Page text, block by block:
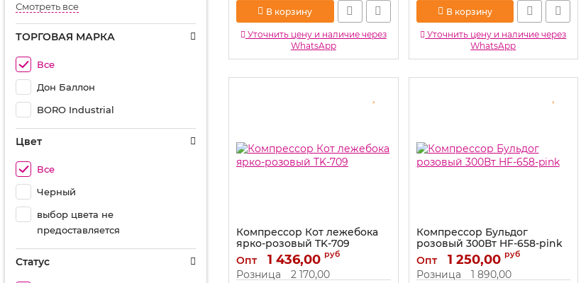
Смотреть все
ТОРГОВАЯ МАРКА
Все
Дон Баллон
BORO Industrial
Цвет
Все
Черный
выбор цвета не
предоставляется
Статус
В корзину
Уточнить цену и наличие через
WhatsApp
В корзину
Уточнить цену и наличие через
WhatsApp
Компрессор Кот лежебока
ярко-розовый TK-709
Артикул: TK-709
Опт 1 436,00 руб
Розница 2 170,00
Компрессор Бульдог
розовый 300Вт HF-658-pink
Артикул: HF-658-pink
Опт 1 250,00 руб
Розница 1 890,00